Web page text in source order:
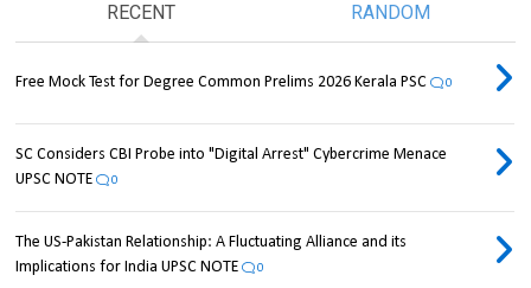
RECENT RANDOM
Free Mock Test for Degree Common Prelims 2026 Kerala PSC 0
SC Considers CBI Probe into "Digital Arrest" Cybercrime Menace
UPSC NOTE
0
The US-Pakistan Relationship: A Fluctuating Alliance and its
Implications for India UPSC NOTE
0